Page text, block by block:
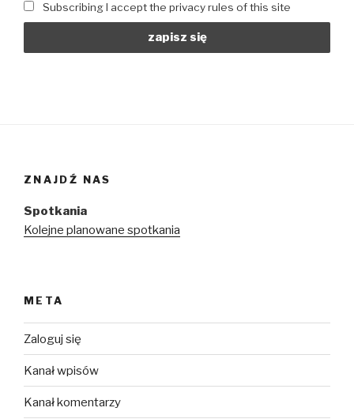
Subscribing I accept the privacy rules of this site
ZNAJDŹ NAS
Spotkania
Kolejne planowane spotkania
META
Zaloguj się
Kanał wpisów
Kanał komentarzy